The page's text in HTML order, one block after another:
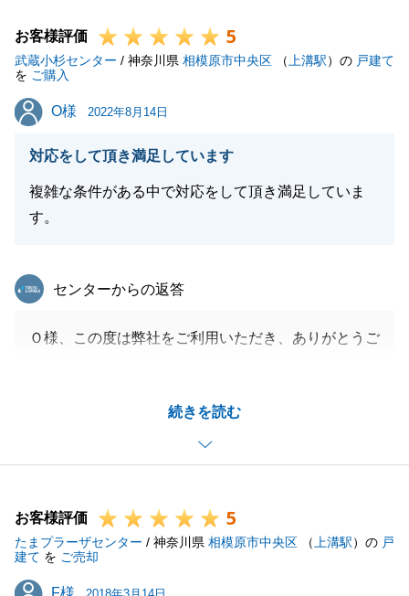
いります。
今後も不動産の事でお困りごと等ございましたら、お
気軽に私までご連絡ください。
引き続き、よろしくお願い申し上げます。
閉じる
お客様評価 5
武蔵小杉センター / 神奈川県 相模原市中央区 （ 上溝駅）の 戸建て
を ご購入
O様
O様 2022年8月14日
対応をして頂き満足しています
複雑な条件がある中で対応をして頂き満足していま
す。
続きを読む
東急リバブル
センターからの返答
Ｏ様、この度は弊社をご利用いただき、ありがとうご
ズに至ることが出来ました。
今後もご不明な点等ございましたら、お気軽にお申し
付けくださいませ。
お客様評価 5
たまプラーザセンター / 神奈川県 相模原市中央区 （ 上溝駅）の 戸
建て を ご売却
F様
F様